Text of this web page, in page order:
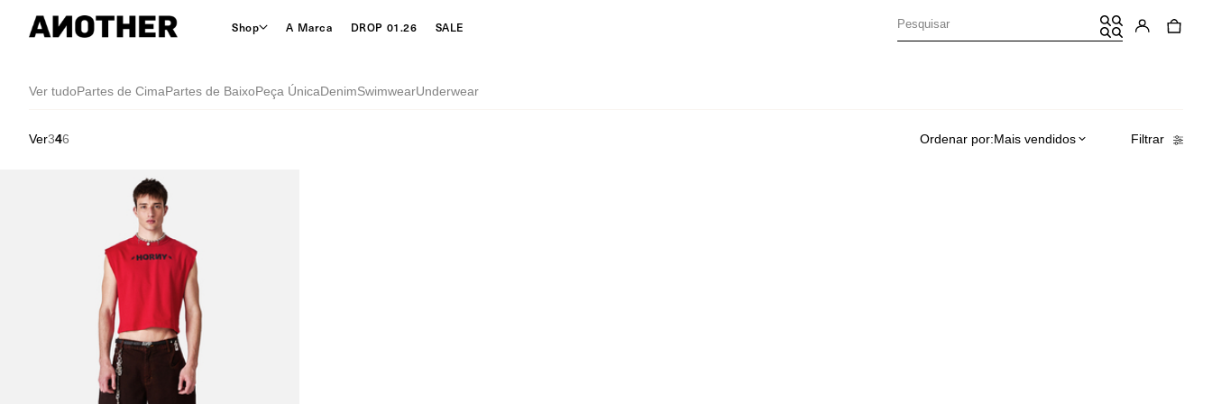
Shop A Marca DROP 01.26 SALE
Ver tudoPartes de CimaPartes de BaixoPeça ÚnicaDenimSwimwearUnderwear
Ver346 Ordenar por:Mais vendidos Filtrar